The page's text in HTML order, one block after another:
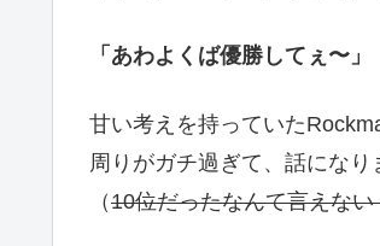
「あわよくば優勝してぇ〜」
甘い考えを持っていた
周りがガチ過ぎて、話になり
（10位だったなんて言えない